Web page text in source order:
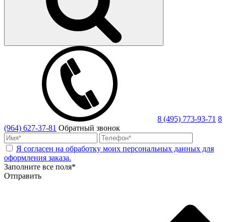
8 (495) 773-93-71 8
(964) 627-37-81 Обратный звонок
Я согласен на обработку моих персональных данных для
оформления заказа.
Заполните все поля*
Отправить